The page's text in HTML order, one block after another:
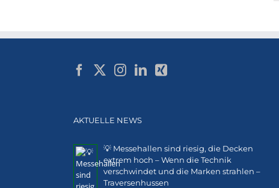
AKTUELLE NEWS
💡 Messehallen sind riesig, die Decken
extrem hoch – Wenn die Technik
verschwindet und die Marken strahlen –
Traversenhussen